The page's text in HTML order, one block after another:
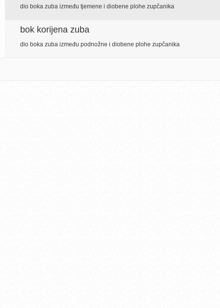
dio boka zuba između tjemene i diobene plohe zupčanika
bok korijena zuba
dio boka zuba između podnožne i diobene plohe zupčanika